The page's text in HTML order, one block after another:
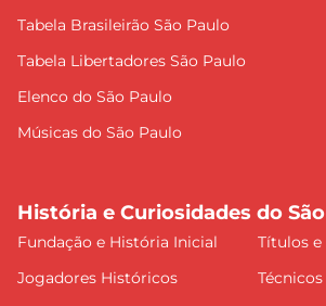
Tabela Brasileirão São Paulo
Tabela Libertadores São Paulo
Elenco do São Paulo
Músicas do São Paulo
História e Curiosidades do
Fundação e História Inicial
Títulos e
Jogadores Históricos